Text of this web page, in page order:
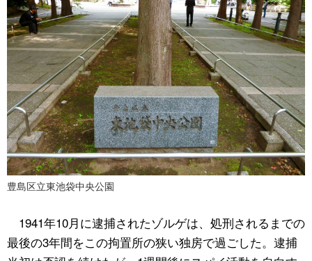
豊島区立東池袋中央公園
1941年10月に逮捕されたゾルゲは、処刑されるまでの
最後の3年間をこの拘置所の狭い独房で過ごした。逮捕